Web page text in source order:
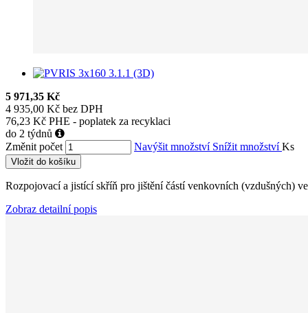
5 971,35 Kč
4 935,00 Kč bez DPH
76,23 Kč PHE - poplatek za recyklaci
do 2 týdnů
Změnit počet
Navýšit množství Snížit množstvíKs
Vložit do košíku
Rozpojovací a jistící skříň pro jištění částí venkovních (vzdušných)
Zobraz detailní popis